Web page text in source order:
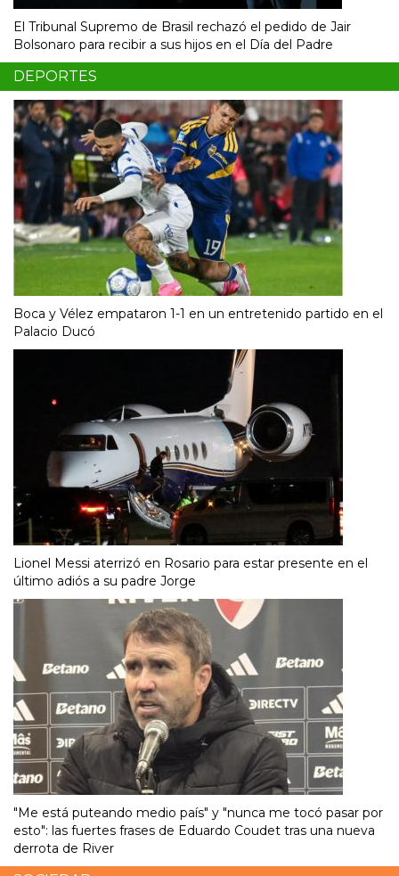
El Tribunal Supremo de Brasil rechazó el pedido de Jair
Bolsonaro para recibir a sus hijos en el Día del Padre
DEPORTES
Boca y Vélez empataron 1-1 en un entretenido partido en el
Palacio Ducó
Lionel Messi aterrizó en Rosario para estar presente en el
último adiós a su padre Jorge
"Me está puteando medio país" y "nunca me tocó pasar por
esto": las fuertes frases de Eduardo Coudet tras una nueva
derrota de River